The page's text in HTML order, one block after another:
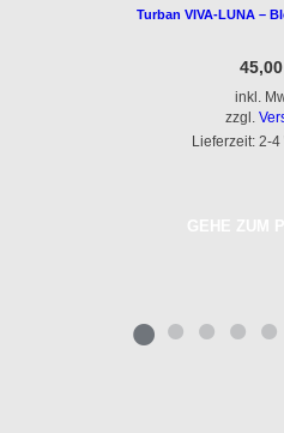
Turban VIVA-LUNA –
inkl.
zzgl.
Lieferzeit: 2-